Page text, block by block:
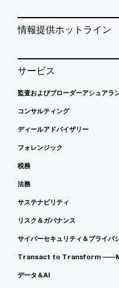
情報提供ホットライン
サービス
監査およびブローダーアシュアラ
コンサルティング
ディールアドバイザリー
フォレンジック
税務
法務
サステナビリティ
リスク＆ガバナンス
サイバーセキュリティ＆プライバ
Transact to Transform
データ＆AI